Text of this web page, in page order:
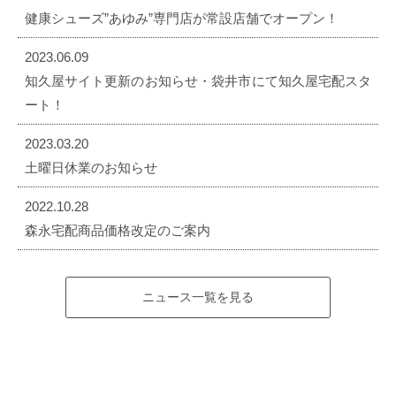
健康シューズ”あゆみ”専門店が常設店舗でオープン！
2023.06.09
知久屋サイト更新のお知らせ・袋井市にて知久屋宅配スタ
ート！
2023.03.20
土曜日休業のお知らせ
2022.10.28
森永宅配商品価格改定のご案内
ニュース一覧を見る